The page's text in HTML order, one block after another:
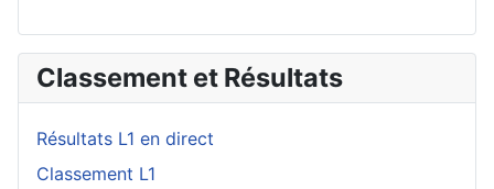
Classement et Résultats
Résultats L1 en direct
Classement L1